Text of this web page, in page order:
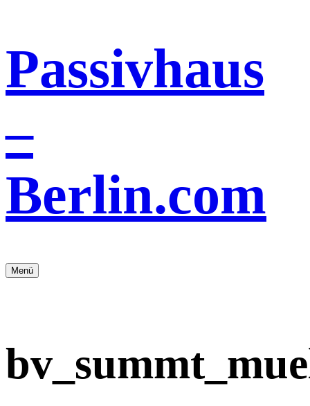
Inhalt
springen
Passivhaus
–
Berlin.com
Energieeffizient
wohnen
Menü